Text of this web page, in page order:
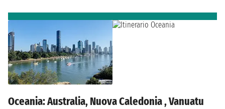
Oceania: Australia, Nuova Caledonia , Vanuatu